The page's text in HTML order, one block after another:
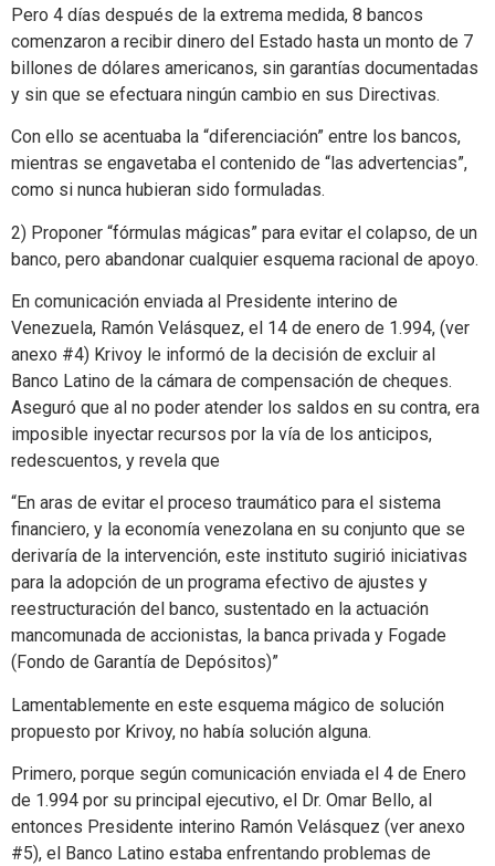
Pero 4 días después de la extrema medida, 8 bancos
comenzaron a recibir dinero del Estado hasta un monto de 7
billones de dólares americanos, sin garantías documentadas
y sin que se efectuara ningún cambio en sus Directivas.
Con ello se acentuaba la “diferenciación” entre los bancos,
mientras se engavetaba el contenido de “las advertencias”,
como si nunca hubieran sido formuladas.
2) Proponer “fórmulas mágicas” para evitar el colapso, de un
banco, pero abandonar cualquier esquema racional de apoyo.
En comunicación enviada al Presidente interino de
Venezuela, Ramón Velásquez, el 14 de enero de 1.994, (ver
anexo #4) Krivoy le informó de la decisión de excluir al
Banco Latino de la cámara de compensación de cheques.
Aseguró que al no poder atender los saldos en su contra, era
imposible inyectar recursos por la vía de los anticipos,
redescuentos, y revela que
“En aras de evitar el proceso traumático para el sistema
financiero, y la economía venezolana en su conjunto que se
derivaría de la intervención, este instituto sugirió iniciativas
para la adopción de un programa efectivo de ajustes y
reestructuración del banco, sustentado en la actuación
mancomunada de accionistas, la banca privada y Fogade
(Fondo de Garantía de Depósitos)”
Lamentablemente en este esquema mágico de solución
propuesto por Krivoy, no había solución alguna.
Primero, porque según comunicación enviada el 4 de Enero
de 1.994 por su principal ejecutivo, el Dr. Omar Bello, al
entonces Presidente interino Ramón Velásquez (ver anexo
#5), el Banco Latino estaba enfrentando problemas de